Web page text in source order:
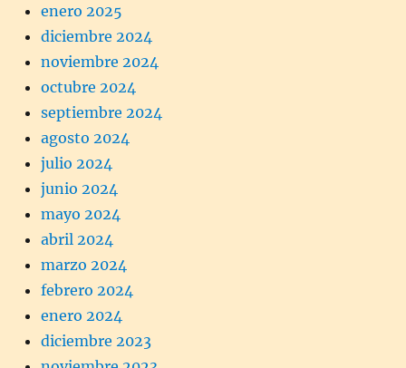
enero 2025
diciembre 2024
noviembre 2024
octubre 2024
septiembre 2024
agosto 2024
julio 2024
junio 2024
mayo 2024
abril 2024
marzo 2024
febrero 2024
enero 2024
diciembre 2023